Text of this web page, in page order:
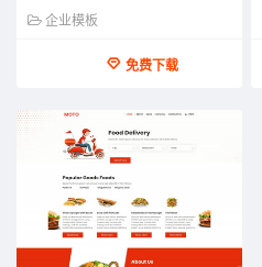
企业模板
免费下载